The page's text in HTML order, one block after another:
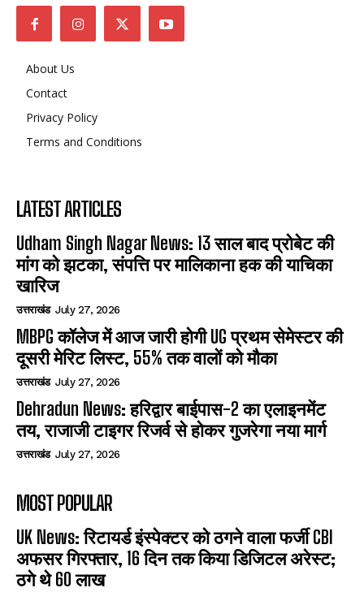
About Us
Contact
Privacy Policy
Terms and Conditions
LATEST ARTICLES
Udham Singh Nagar News: 13 साल बाद प्रोबेट की
मांग को झटका, संपत्ति पर मालिकाना हक की याचिका
खारिज
उत्तराखंड July 27, 2026
MBPG कॉलेज में आज जारी होगी UG प्रथम सेमेस्टर की
दूसरी मेरिट लिस्ट, 55% तक वालों को मौका
उत्तराखंड July 27, 2026
Dehradun News: हरिद्वार बाईपास-2 का एलाइनमेंट
तय, राजाजी टाइगर रिजर्व से होकर गुजरेगा नया मार्ग
उत्तराखंड July 27, 2026
MOST POPULAR
UK News: रिटायर्ड इंस्पेक्टर को ठगने वाला फर्जी CBI
अफसर गिरफ्तार, 16 दिन तक किया डिजिटल अरेस्ट;
ठगे थे 60 लाख